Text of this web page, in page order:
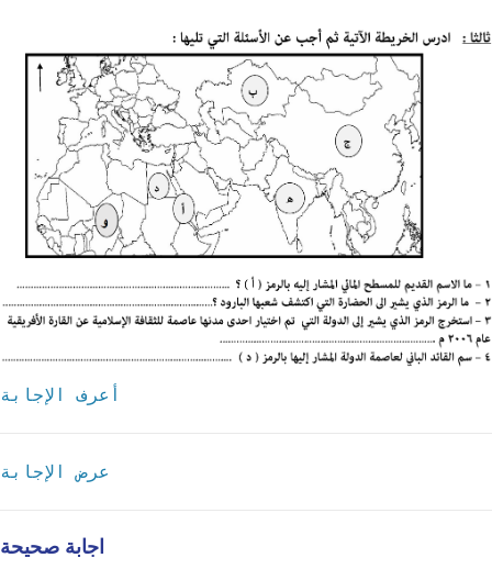
أعرف الإجابة
عرض الإجابة
اجابة صحيحة